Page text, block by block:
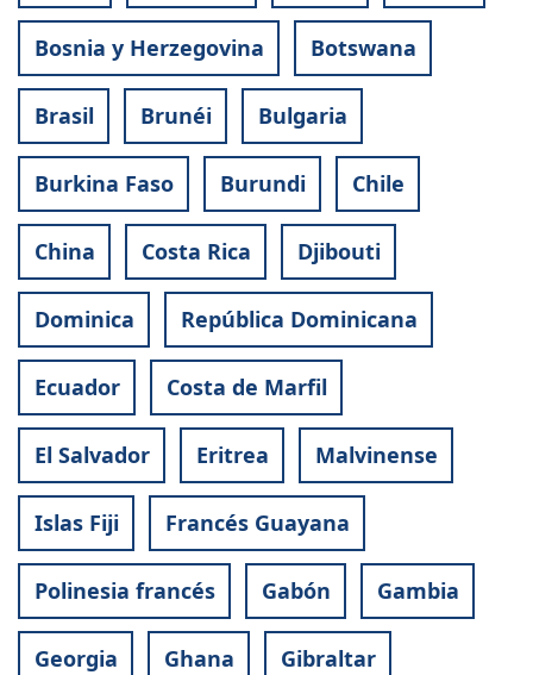
Bosnia y Herzegovina Botswana
Brasil Brunéi Bulgaria
Burkina Faso Burundi Chile
China Costa Rica Djibouti
Dominica República Dominicana
Ecuador Costa de Marfil
El Salvador Eritrea Malvinense
Islas Fiji Francés Guayana
Polinesia francés Gabón Gambia
Georgia Ghana Gibraltar